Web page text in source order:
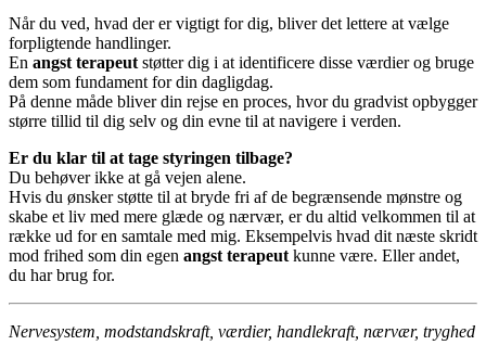
Når du ved, hvad der er vigtigt for dig, bliver det lettere at vælge
forpligtende handlinger.
En angst terapeut støtter dig i at identificere disse værdier og bruge
dem som fundament for din dagligdag.
På denne måde bliver din rejse en proces, hvor du gradvist opbygger
større tillid til dig selv og din evne til at navigere i verden.
Er du klar til at tage styringen tilbage?
Du behøver ikke at gå vejen alene.
Hvis du ønsker støtte til at bryde fri af de begrænsende mønstre og
skabe et liv med mere glæde og nærvær, er du altid velkommen til at
række ud for en samtale med mig. Eksempelvis hvad dit næste skridt
mod frihed som din egen angst terapeut kunne være. Eller andet,
du har brug for.
Nervesystem, modstandskraft, værdier, handlekraft, nærvær, tryghed